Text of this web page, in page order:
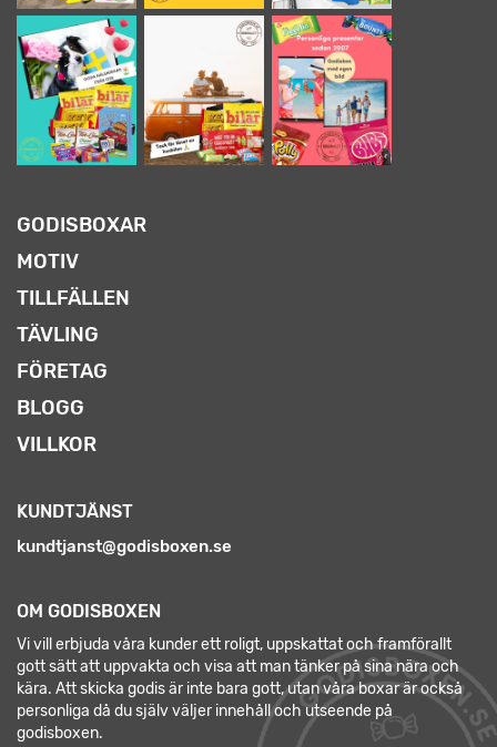
GODISBOXAR
MOTIV
TILLFÄLLEN
TÄVLING
FÖRETAG
BLOGG
VILLKOR
KUNDTJÄNST
kundtjanst@godisboxen.se
OM GODISBOXEN
Vi vill erbjuda våra kunder ett roligt, uppskattat och framförallt
gott sätt att uppvakta och visa att man tänker på sina nära och
kära. Att skicka godis är inte bara gott, utan våra boxar är också
personliga då du själv väljer innehåll och utseende på
godisboxen.